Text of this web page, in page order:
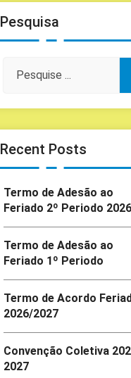
Pesquisa
Recent Posts
Termo de Adesão ao
Feriado 2º Periodo 2026
Termo de Adesão ao
Feriado 1º Periodo
Termo de Acordo
2026/2027
Convenção Coletiva
2027